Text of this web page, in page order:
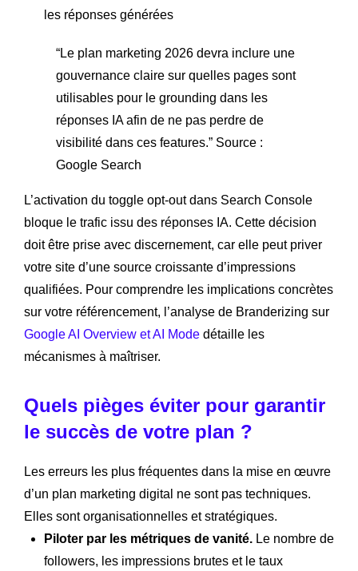
les réponses générées
“Le plan marketing 2026 devra inclure une
gouvernance claire sur quelles pages sont
utilisables pour le grounding dans les
réponses IA afin de ne pas perdre de
visibilité dans ces features.” Source :
Google Search
L’activation du toggle opt-out dans Search Console
bloque le trafic issu des réponses IA. Cette décision
doit être prise avec discernement, car elle peut priver
votre site d’une source croissante d’impressions
qualifiées. Pour comprendre les implications concrètes
sur votre référencement, l’analyse de Branderizing sur
Google AI Overview et AI Mode détaille les
mécanismes à maîtriser.
Quels pièges éviter pour garantir
le succès de votre plan ?
Les erreurs les plus fréquentes dans la mise en œuvre
d’un plan marketing digital ne sont pas techniques.
Elles sont organisationnelles et stratégiques.
Piloter par les métriques de vanité. Le nombre de
followers, les impressions brutes et le taux